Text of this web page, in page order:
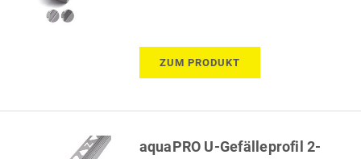
ZUM PRODUKT
aquaPRO U-Gefälleprofil 2-